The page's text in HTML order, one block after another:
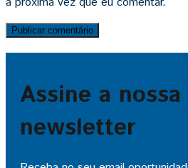
Assine a nossa
newsletter